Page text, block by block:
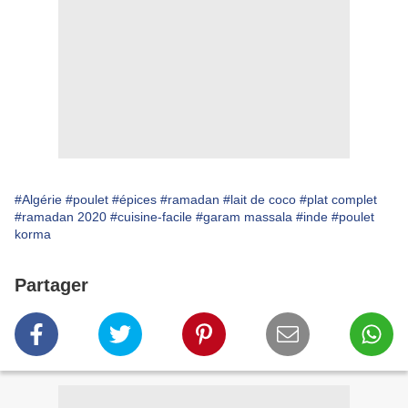
#Algérie #poulet #épices #ramadan #lait de coco #plat complet
#ramadan 2020 #cuisine-facile #garam massala #inde #poulet
korma
Partager